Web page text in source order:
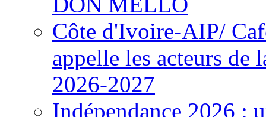
Côte d'Ivoire-AIP/
appelle les acteurs de
2026-2027
Indépendance 2026 :